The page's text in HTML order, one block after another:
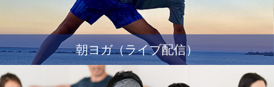
朝ヨガ（ライブ配信）